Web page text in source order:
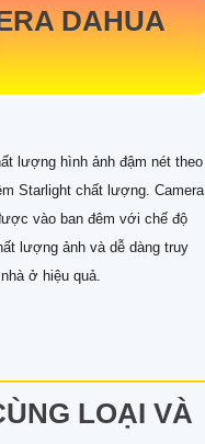
DAHUA
lượng hình ảnh đậm nét theo
Starlight chất lượng. Camera
vào ban đêm với chế độ
lượng ảnh và dễ dàng truy
ở hiệu quả.
LOẠI VÀ